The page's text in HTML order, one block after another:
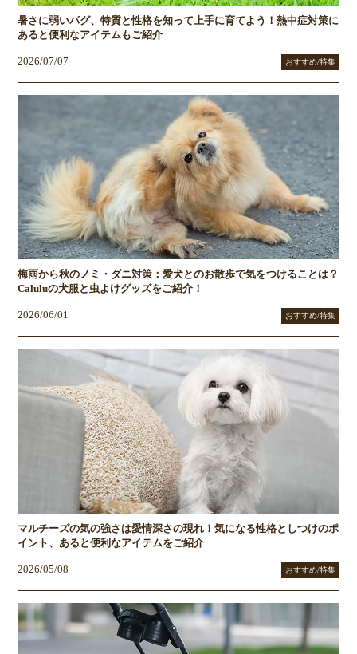
暑さに弱いパグ、特質と性格を知って上手に育てよう！熱中症対策に
あると便利なアイテムもご紹介
2026/07/07 おすすめ/特集
梅雨から秋のノミ・ダニ対策：愛犬とのお散歩で気をつけることは？
Caluluの犬服と虫よけグッズをご紹介！
2026/06/01 おすすめ/特集
マルチーズの気の強さは愛情深さの現れ！気になる性格としつけのポ
イント、あると便利なアイテムをご紹介
2026/05/08 おすすめ/特集